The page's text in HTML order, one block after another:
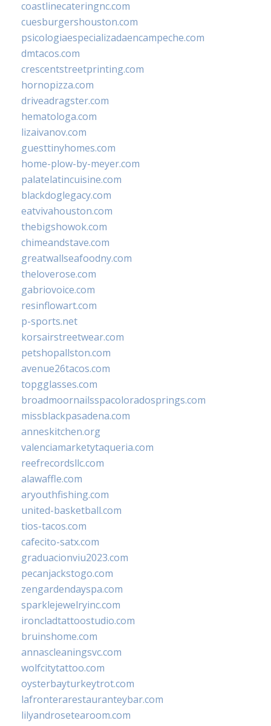
coastlinecateringnc.com
cuesburgershouston.com
psicologiaespecializadaencampeche.com
dmtacos.com
crescentstreetprinting.com
hornopizza.com
driveadragster.com
hematologa.com
lizaivanov.com
guesttinyhomes.com
home-plow-by-meyer.com
palatelatincuisine.com
blackdoglegacy.com
eatvivahouston.com
thebigshowok.com
chimeandstave.com
greatwallseafoodny.com
theloverose.com
gabriovoice.com
resinflowart.com
p-sports.net
korsairstreetwear.com
petshopallston.com
avenue26tacos.com
topgglasses.com
broadmoornailsspacoloradosprings.com
missblackpasadena.com
anneskitchen.org
valenciamarketytaqueria.com
reefrecordsllc.com
alawaffle.com
aryouthfishing.com
united-basketball.com
tios-tacos.com
cafecito-satx.com
graduacionviu2023.com
pecanjackstogo.com
zengardendayspa.com
sparklejewelryinc.com
ironcladtattoostudio.com
bruinshome.com
annascleaningsvc.com
wolfcitytattoo.com
oysterbayturkeytrot.com
lafronterarestauranteybar.com
lilyandrosetearoom.com